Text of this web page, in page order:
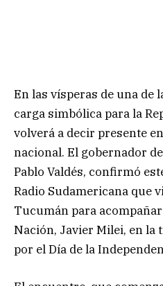
En las vísperas de una de
carga simbólica para la
volverá a decir presente
nacional. El gobernador
Pablo Valdés, confirmó
Radio Sudamericana que
Tucumán para
Nación, Javier Milei, en
por el Día de la